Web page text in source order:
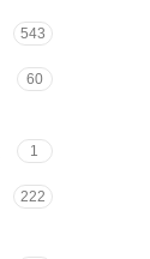
543
60
1
222